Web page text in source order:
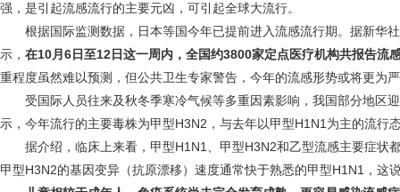
强，是引起流感流行的主要元凶，可引起全球大流行。
根据国际监测数据，日本等国今年已提前进入流感流行期。据新华
示， 在10月6日至12日这一周内，全国约3800家定点医疗机构共报告流
重程度虽然难以预测，但公共卫生专家警告，今年的流感形势或将更为
受国际人员往来及秋冬季寒冷气候等多重因素影响，我国部分地区
示，今年流行的主要毒株为甲型H3N2，与去年以甲型H1N1为主的流行
据介绍，临床上来看，甲型H1N1、甲型H3N2和乙型流感主要症状
甲型H3N2的基因变异（抗原漂移）速度通常快于熟悉的甲型H1N1，